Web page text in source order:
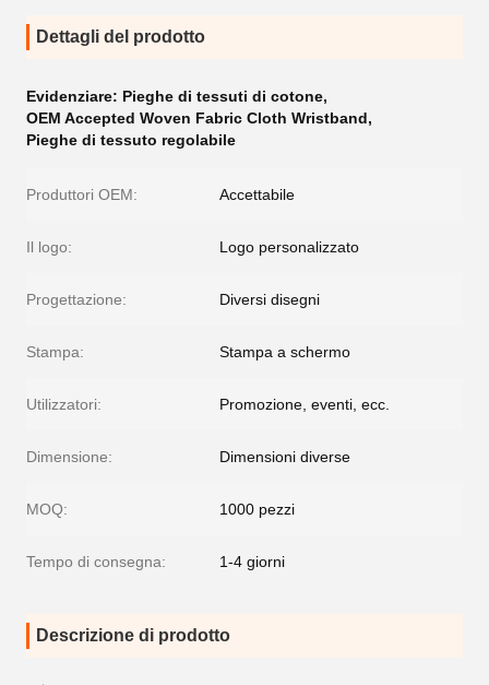
Dettagli del prodotto
Evidenziare: Pieghe di tessuti di cotone,
OEM Accepted Woven Fabric Cloth Wristband,
Pieghe di tessuto regolabile
Produttori OEM: Accettabile
Il logo: Logo personalizzato
Progettazione: Diversi disegni
Stampa: Stampa a schermo
Utilizzatori: Promozione, eventi, ecc.
Dimensione: Dimensioni diverse
MOQ: 1000 pezzi
Tempo di consegna: 1-4 giorni
Descrizione di prodotto